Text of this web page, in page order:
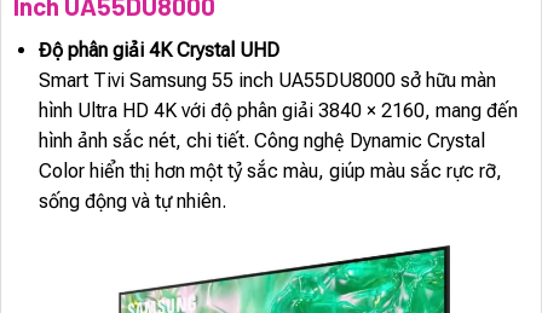
Độ phân giải 4K Crystal UHD
Smart Tivi Samsung 55 inch UA55DU8000 sở hữu màn
hình Ultra HD 4K với độ phân giải 3840 × 2160, mang đến
hình ảnh sắc nét, chi tiết. Công nghệ Dynamic Crystal
Color hiển thị hơn một tỷ sắc màu, giúp màu sắc rực rỡ,
sống động và tự nhiên.